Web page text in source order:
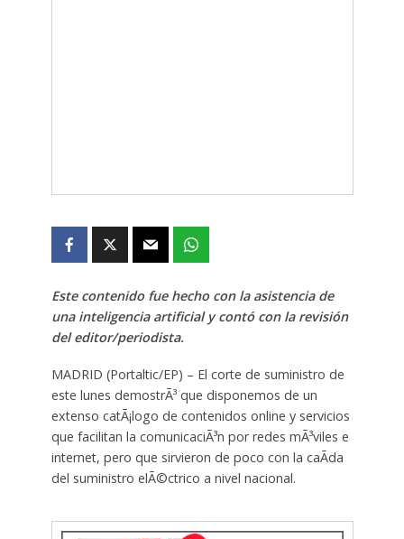
Este contenido fue hecho con la asistencia de
una inteligencia artificial y contó con la revisión
del editor/periodista.
MADRID (Portaltic/EP) – El corte de suministro de
este lunes demostrÃ³ que disponemos de un
extenso catÃ¡logo de contenidos online y servicios
que facilitan la comunicaciÃ³n por redes mÃ³viles e
internet, pero que sirvieron de poco con la caÃ­da
del suministro elÃ©ctrico a nivel nacional.